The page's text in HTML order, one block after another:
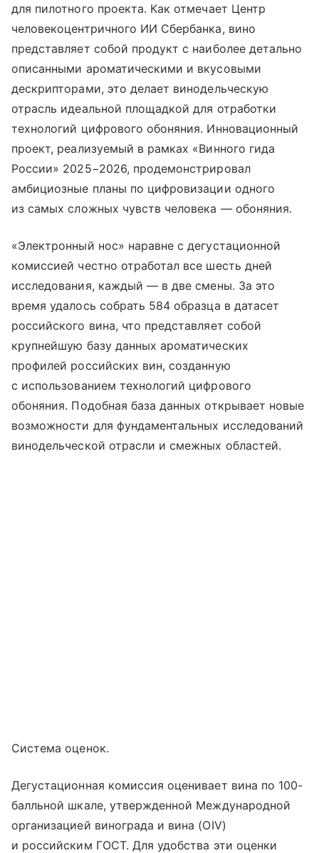
для пилотного проекта. Как отмечает Центр
человекоцентричного ИИ Сбербанка, вино
представляет собой продукт с наиболее детально
описанными ароматическими и вкусовыми
дескрипторами, это делает винодельческую
отрасль идеальной площадкой для отработки
технологий цифрового обоняния. Инновационный
проект, реализуемый в рамках «Винного гида
России» 2025−2026, продемонстрировал
амбициозные планы по цифровизации одного
из самых сложных чувств человека — обоняния.
«Электронный нос» наравне с дегустационной
комиссией честно отработал все шесть дней
исследования, каждый — в две смены. За это
время удалось собрать 584 образца в датасет
российского вина, что представляет собой
крупнейшую базу данных ароматических
профилей российских вин, созданную
с использованием технологий цифрового
обоняния. Подобная база данных открывает новые
возможности для фундаментальных исследований
винодельческой отрасли и смежных областей.
Система оценок.
Дегустационная комиссия оценивает вина по 100-
балльной шкале, утвержденной Международной
организацией винограда и вина (OIV)
и российским ГОСТ. Для удобства эти оценки